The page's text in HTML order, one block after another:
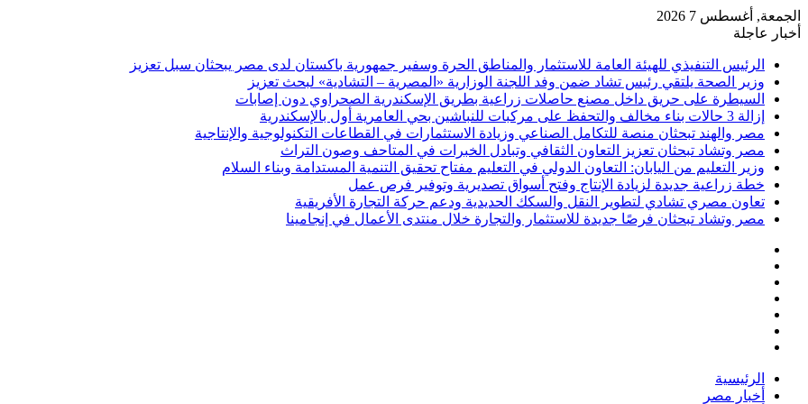
الجمعة, أغسطس 7 2026
أخبار عاجلة
الرئيس التنفيذي للهيئة العامة للاستثمار والمناطق الحرة وسفير جمهورية باكستان لدى مصر يبحثان سبل تعزيز
وزير الصحة يلتقي رئيس تشاد ضمن وفد اللجنة الوزارية «المصرية – التشادية» لبحث تعزيز
السيطرة على حريق داخل مصنع حاصلات زراعية بطريق الإسكندرية الصحراوي دون إصابات
إزالة 3 حالات بناء مخالف والتحفظ على مركبات للنباشين بحي العامرية أول بالإسكندرية
مصر والهند تبحثان منصة للتكامل الصناعي وزيادة الاستثمارات في القطاعات التكنولوجية والإنتاجية
مصر وتشاد تبحثان تعزيز التعاون الثقافي وتبادل الخبرات في المتاحف وصون التراث
وزير التعليم من اليابان: التعاون الدولي في التعليم مفتاح تحقيق التنمية المستدامة وبناء السلام
خطة زراعية جديدة لزيادة الإنتاج وفتح أسواق تصديرية وتوفير فرص عمل
تعاون مصري تشادي لتطوير النقل والسكك الحديدية ودعم حركة التجارة الأفريقية
مصر وتشاد تبحثان فرصًا جديدة للاستثمار والتجارة خلال منتدى الأعمال في إنجامينا
جانبي
الرئيسية
أخبار مصر